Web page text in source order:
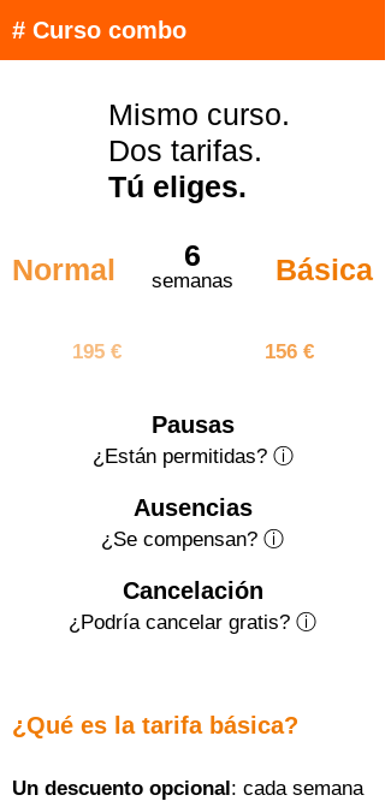
# Curso combo
Mismo curso.
Dos tarifas.
Tú eliges.
Normal 6
semanas
Básica
195 € 156 €
Pausas
¿Están permitidas? ⓘ
Ausencias
¿Se compensan? ⓘ
Cancelación
¿Podría cancelar gratis? ⓘ
¿Qué es la tarifa básica?
Un descuento opcional: cada semana